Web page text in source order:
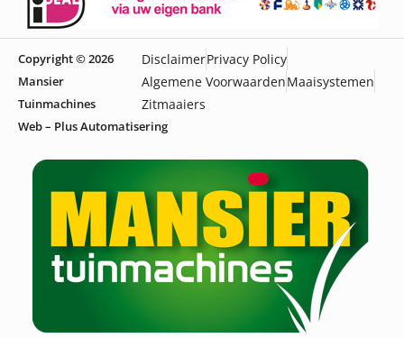
Copyright © 2026
Mansier
Tuinmachines
DisclaimerPrivacy Policy
Algemene VoorwaardenMaaisystemen
Zitmaaiers
Web – Plus Automatisering